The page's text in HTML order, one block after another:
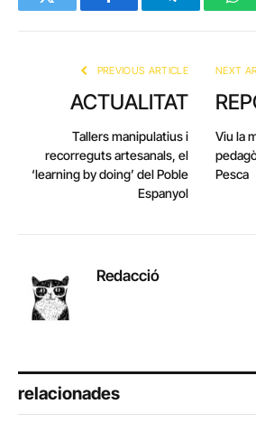
Twitter FacebookTelegram
PREVIOUS ARTICLE
ACTUALITAT
Tallers manipulatius i
recorreguts artesanals, el
‘learning by doing’ del Poble
Espanyol
NEXT
Viu la
Pesca
Redacció
relacionades